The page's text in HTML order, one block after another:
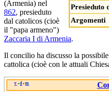
Presieduto
Argomenti
(Armenia) nel
862, presieduto
dal catolicos (cioè
il "papa armeno")
Zaccaria I di Armenia.
Il concilio ha discusso la
cattolica (cioè con le attuali
v • d • m